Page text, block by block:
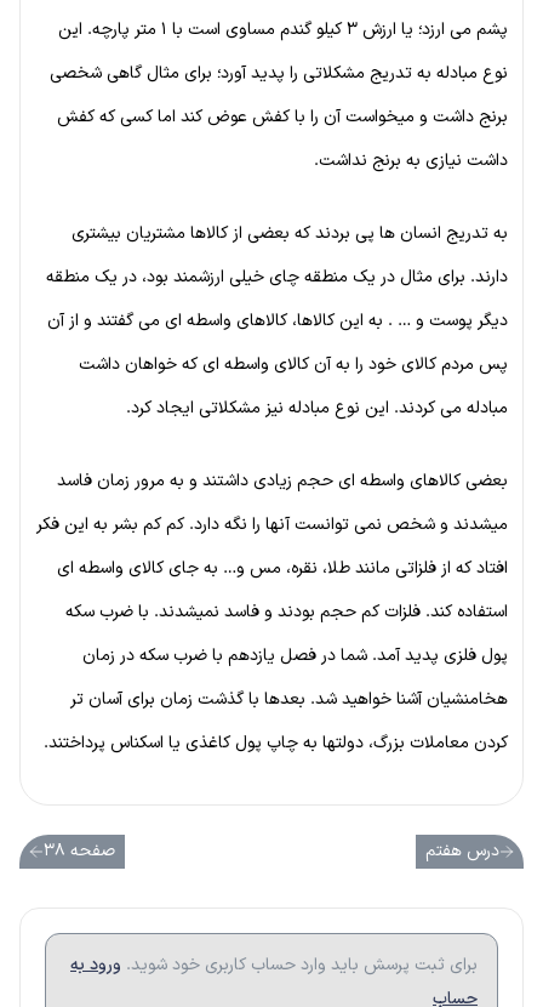
پشم می ارزد؛ یا ارزش ۳ کیلو گندم مساوی است با ۱ متر پارچه. این
نوع مبادله به تدریج مشکلاتی را پدید آورد؛ برای مثال گاهی شخصی
برنج داشت و میخواست آن را با کفش عوض کند اما کسی که کفش
داشت نیازی به برنج نداشت.
به تدریج انسان ها پی بردند که بعضی از کالاها مشتریان بیشتری
دارند. برای مثال در یک منطقه چای خیلی ارزشمند بود، در یک منطقه
دیگر پوست و … . به این کالاها، کالاهای واسطه ای می گفتند و از آن
پس مردم کالای خود را به آن کالای واسطه ای که خواهان داشت
مبادله می کردند. این نوع مبادله نیز مشکلاتی ایجاد کرد.
بعضی کالاهای واسطه ای حجم زیادی داشتند و به مرور زمان فاسد
میشدند و شخص نمی توانست آنها را نگه دارد. کم کم بشر به این فکر
افتاد که از فلزاتی مانند طلا، نقره، مس و… به جای کالای واسطه ای
استفاده کند. فلزات کم حجم بودند و فاسد نمیشدند. با ضرب سکه
پول فلزی پدید آمد. شما در فصل یازدهم با ضرب سکه در زمان
هخامنشیان آشنا خواهید شد. بعدها با گذشت زمان برای آسان تر
کردن معاملات بزرگ، دولتها به چاپ پول کاغذی یا اسکناس پرداختند.
درس هفتم صفحه ۳۸
برای ثبت پرسش باید وارد حساب کاربری خود شوید. ورود به
حساب